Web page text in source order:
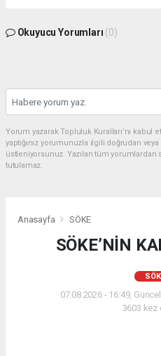
Okuyucu Yorumları (0)
Yorum yazarak Topluluk Kuralları’nı
yaptığınız yorumunuzla ilgili doğrudan
üstleniyorsunuz. Yazılan tüm
tutulamaz.
Anasayfa SÖKE
SÖKE’NİN
07.08.2026 - 16:49,
3603 kez